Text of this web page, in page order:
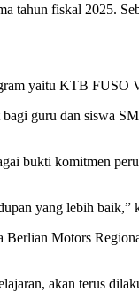
fiskal 2025.
yaitu KTB
guru dan siswa
bukti komitmen
yang lebih baik,”
Motors
akan terus